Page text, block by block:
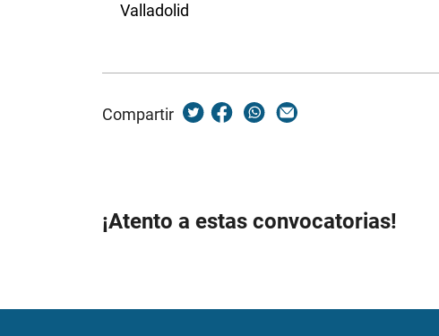
Valladolid
Compartir
¡Atento a estas convocatorias!